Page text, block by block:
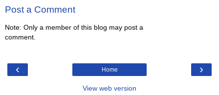
Post a Comment
Note: Only a member of this blog may post a
comment.
‹ ›
Home
View web version